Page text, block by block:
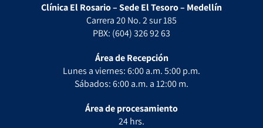
Clínica El Rosario – Sede El Tesoro – Medellín
Carrera 20 No. 2 sur 185
PBX: (604) 326 92 63
Área de Recepción
Lunes a viernes: 6:00 a.m. 5:00 p.m.
Sábados: 6:00 a.m. a 12:00 m.
Área de procesamiento
24 hrs.